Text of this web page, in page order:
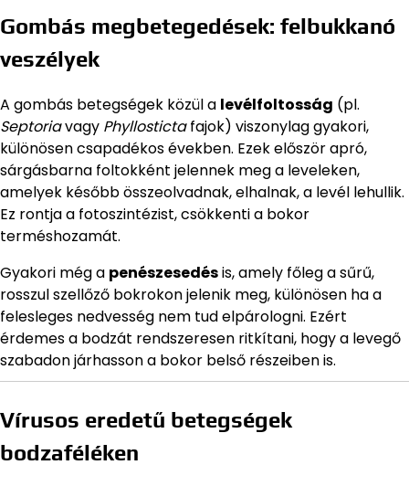
Gombás megbetegedések: felbukkanó
veszélyek
A gombás betegségek közül a levélfoltosság (pl.
Septoriavagy Phyllostictafajok) viszonylag gyakori,
különösen csapadékos években. Ezek először apró,
sárgásbarna foltokként jelennek meg a leveleken,
amelyek később összeolvadnak, elhalnak, a levél lehullik.
Ez rontja a fotoszintézist, csökkenti a bokor
terméshozamát.
Gyakori még a penészesedésis, amely főleg a sűrű,
rosszul szellőző bokrokon jelenik meg, különösen ha a
felesleges nedvesség nem tud elpárologni. Ezért
érdemes a bodzát rendszeresen ritkítani, hogy a levegő
szabadon járhasson a bokor belső részeiben is.
Vírusos eredetű betegségek
bodzaféléken